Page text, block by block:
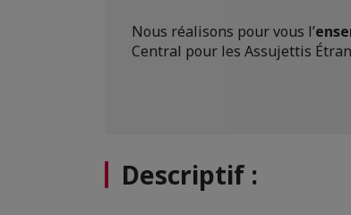
Nous réalisons pour vous l’
Central pour les Assujettis
Descriptif :